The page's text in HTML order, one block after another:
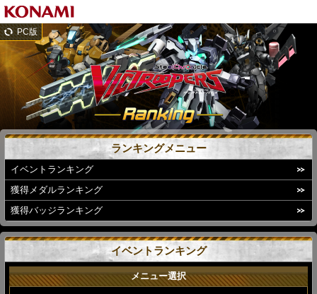
PC版
ランキングメニュー
イベントランキング
獲得メダルランキング
獲得バッジランキング
イベントランキング
メニュー選択